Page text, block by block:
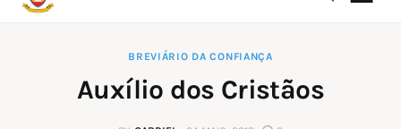
Instruções
Espiritualidade
BREVIÁRIO DA CONFIANÇA
Auxílio dos Cristãos